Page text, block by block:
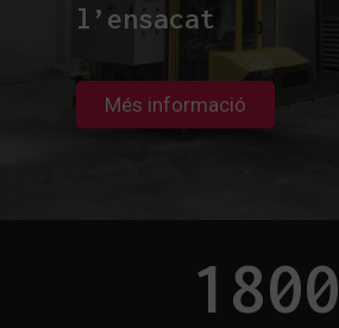
l’ensacat
Més informació
1800